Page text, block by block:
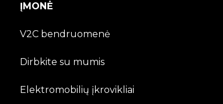
ĮMONĖ
V2C bendruomenė
Dirbkite su mumis
Elektromobilių įkrovikliai